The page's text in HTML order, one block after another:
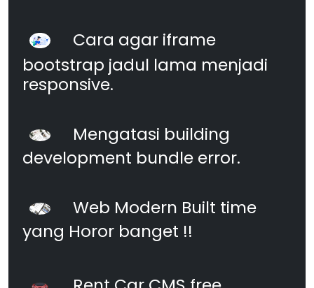
Cara agar iframe
bootstrap jadul lama menjadi
responsive.
Mengatasi building
development bundle error.
Web Modern Built time
yang Horor banget !!